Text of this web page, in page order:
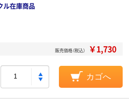
ル在庫商品
販売価格（税込） ￥1,730
カゴへ